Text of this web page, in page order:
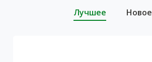
Лучшее Новое